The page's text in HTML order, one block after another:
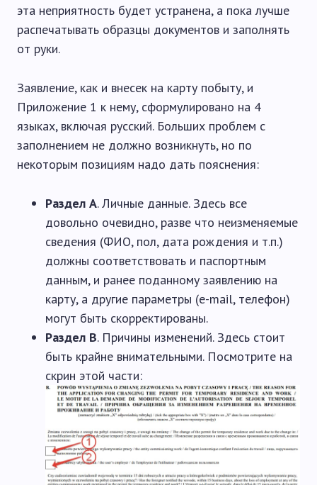
эта неприятность будет устранена, а пока лучше
распечатывать образцы документов и заполнять
от руки.
Заявление, как и внесек на карту побыту, и
Приложение 1 к нему, сформулировано на 4
языках, включая русский. Больших проблем с
заполнением не должно возникнуть, но по
некоторым позициям надо дать пояснения:
Раздел A. Личные данные. Здесь все
довольно очевидно, разве что неизменяемые
сведения (ФИО, пол, дата рождения и т.п.)
должны соответствовать и паспортным
данным, и ранее поданному заявлению на
карту, а другие параметры (e-mail, телефон)
могут быть скорректированы.
Раздел B. Причины изменений. Здесь стоит
быть крайне внимательными. Посмотрите на
скрин этой части: